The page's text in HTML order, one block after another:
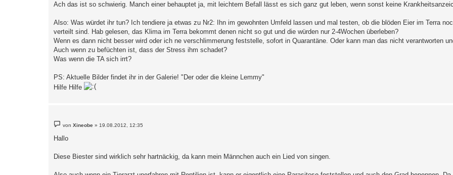
Ach das ist so schwierig. Manch einer behauptet ja, mit leichtem Befall lässt es sich ganz gut leben, wenn sonst keine
Also: Was würdet ihr tun? Ich tendiere ja etwas zu Nr2: Ihn im gewohnten Umfeld lassen und mal testen, ob die blöden Eier im Terra
verteilt sind. Hab gelesen, das Klima im Terra bekommt denen nicht so gut und die würden nur 2-4Wochen überleben?
Wenn es dann nicht besser wird oder ich ne verschlimmerung feststelle, sofort in Quarantäne. Oder kann man das nicht verantworten
Auch wenn zu befüchten ist, dass der Stress ihm schadet?
Was wenn die TA sich irrt?
PS: Aktuelle Bilder findet ihr in der Galerie! "Der oder die kleine Lemmy"
Hilfe Hilfe
e
i
t
g
vonXineobe » 19.08.2012, 12:35
Hallo
Diese Biester sind wirklich sehr hartnäckig, da kann mein Männchen auch ein Lied von singen.